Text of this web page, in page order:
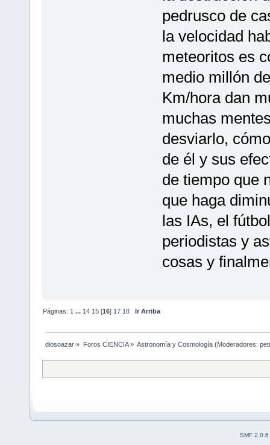
pedrusco de
la velocidad
meteoritos es
medio millón
Km/hora dan
muchas
desviarlo,
de él y sus
de tiempo que
que haga
las IAs, el
periodistas y
cosas y
Páginas: 1 ... 14 15 [16] 17 18 Ir Arriba
diosoazar » Foros CIENCIA» Astronomía y Cosmología(Moderadores:
SMF 2.0.6